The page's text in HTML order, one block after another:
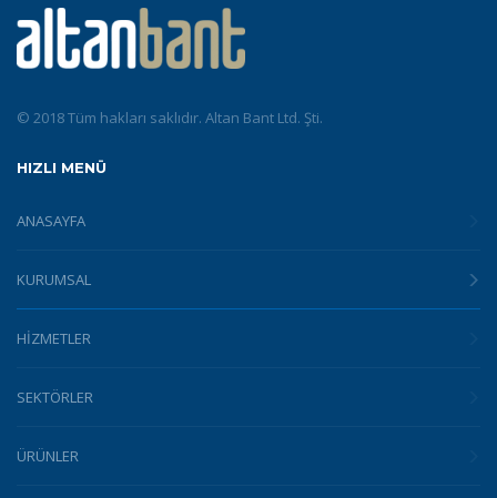
© 2018 Tüm hakları saklıdır. Altan Bant Ltd. Şti.
HIZLI MENÜ
ANASAYFA
KURUMSAL
HİZMETLER
SEKTÖRLER
ÜRÜNLER